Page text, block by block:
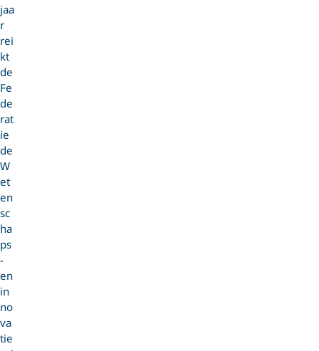
jaa
r
rei
kt
de
Fe
de
rat
ie
de
W
et
en
sc
ha
ps
-
en
in
no
va
tie